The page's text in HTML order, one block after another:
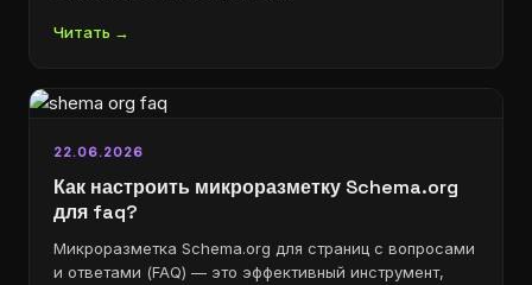
Читать →
22.06.2026
Как настроить микроразметку Schema.org
для faq?
Микроразметка Schema.org для страниц с вопросами
и ответами (FAQ) — это эффективный инструмент,